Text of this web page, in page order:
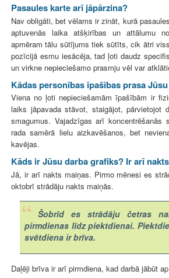
Pasaules karte arī jāpārzina?
Nav obligāti, bet vēlams ir zināt, kurā
aptuvenās laika atšķirības un attālumu
apmēram tālu sūtījums tiek sūtīts, cik ātri
pozīcijā esmu iesācēja, tad ļoti daudz
un virkne nepieciešamo prasmju vēl var
Kādas personības īpašības prasa
Viena no ļoti nepieciešamām īpašībām ir
laiks jāpavada stāvot, staigājot, pārvietojot
smagumus. Vajadzīgas arī koncentrēšanās
rada samērā lielu aizkavēšanos, bet
kavējas.
Kāds ir Jūsu darba grafiks? Ir arī
Jā, ir arī nakts maiņas. Pirmo mēnesi es
oktobrī strādāju nakts maiņās.
Šobrīd es strādāju četras
pirmdienas līdz piektdienai.
svētdiena ir brīva.
Daļēji brīva ir arī pirmdiena, kad darbā jābūt